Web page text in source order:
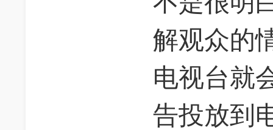
解观众的
电视台就
告投放到